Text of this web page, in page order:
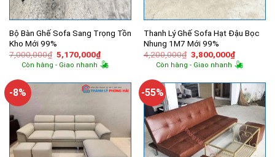
Bộ Bàn Ghế Sofa Sang Trọng Tồn
Kho Mới 99%
7,000,000₫ Giá
gốc
là:
5,170,000₫Giá
hiện
tại
5,170,000₫.
Còn hàng - Giao nhanh
Thanh Lý Ghế Sofa Hạt Đậu Bọc
Nhung 1M7 Mới 99%
4,200,000₫ Giá
gốc
là:
3,800,000₫Giá
hiện
tại
Còn hàng - Giao nhanh
-8% -55%